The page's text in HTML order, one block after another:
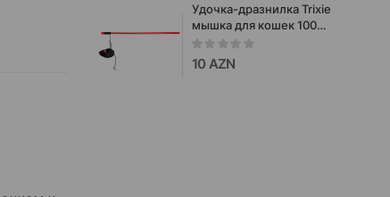
Удочка-дразнилка Trixie
мышка для кошек 100
см.
10 AZN